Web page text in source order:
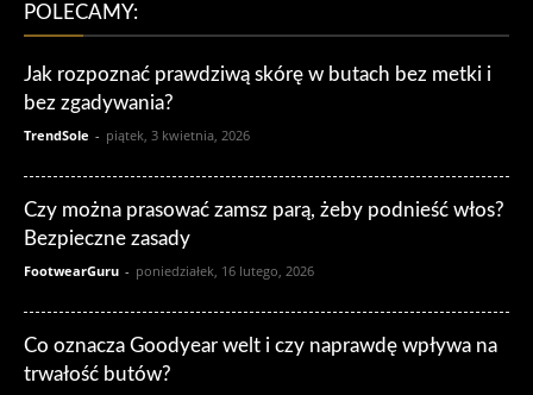
POLECAMY:
Jak rozpoznać prawdziwą skórę w butach bez metki i
bez zgadywania?
TrendSole - piątek, 3 kwietnia, 2026
Czy można prasować zamsz parą, żeby podnieść włos?
Bezpieczne zasady
FootwearGuru - poniedziałek, 16 lutego, 2026
Co oznacza Goodyear welt i czy naprawdę wpływa na
trwałość butów?